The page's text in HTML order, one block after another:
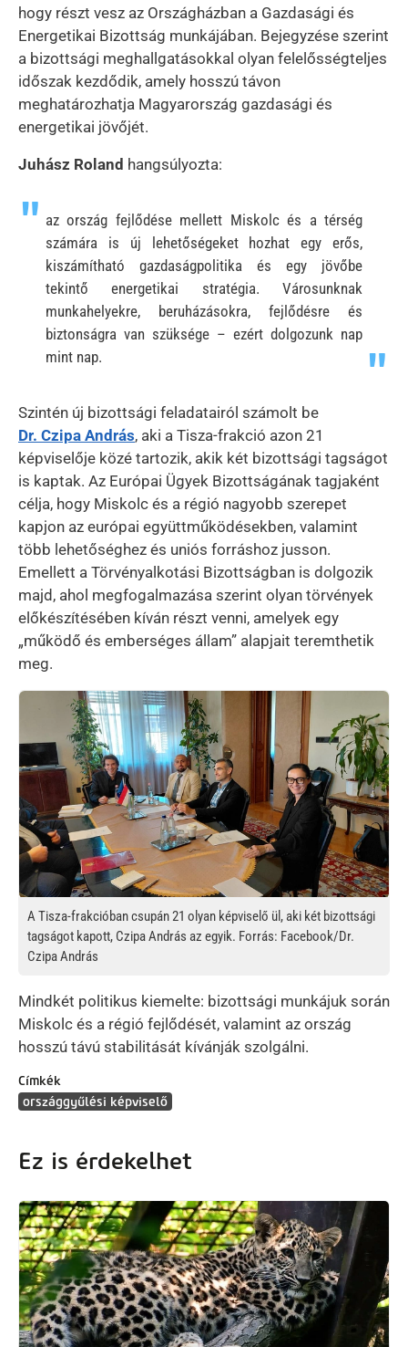
hogy részt vesz az Országházban a Gazdasági és
Energetikai Bizottság munkájában. Bejegyzése szerint
a bizottsági meghallgatásokkal olyan felelősségteljes
időszak kezdődik, amely hosszú távon
meghatározhatja Magyarország gazdasági és
energetikai jövőjét.
Juhász Roland hangsúlyozta:
az ország fejlődése mellett Miskolc és a térség
számára is új lehetőségeket hozhat egy erős,
kiszámítható gazdaságpolitika és egy jövőbe
tekintő energetikai stratégia. Városunknak
munkahelyekre, beruházásokra, fejlődésre és
biztonságra van szüksége – ezért dolgozunk nap
mint nap.
Szintén új bizottsági feladatairól számolt be
Dr. Czipa András, aki a Tisza-frakció azon 21
képviselője közé tartozik, akik két bizottsági tagságot
is kaptak. Az Európai Ügyek Bizottságának tagjaként
célja, hogy Miskolc és a régió nagyobb szerepet
kapjon az európai együttműködésekben, valamint
több lehetőséghez és uniós forráshoz jusson.
Emellett a Törvényalkotási Bizottságban is dolgozik
majd, ahol megfogalmazása szerint olyan törvények
előkészítésében kíván részt venni, amelyek egy
„működő és emberséges állam” alapjait teremthetik
meg.
Kép
A Tisza-frakcióban csupán 21 olyan képviselő ül, aki két bizottsági
tagságot kapott, Czipa András az egyik. Forrás: Facebook/Dr.
Czipa András
Mindkét politikus kiemelte: bizottsági munkájuk során
Miskolc és a régió fejlődését, valamint az ország
hosszú távú stabilitását kívánják szolgálni.
Címkék
országgyűlési képviselő
Ez is érdekelhet